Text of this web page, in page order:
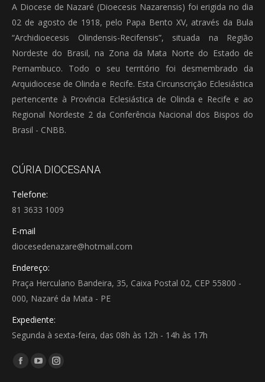
A Diocese de Nazaré (Dioecesis Nazarensis) foi erigida no dia
02 de agosto de 1918, pelo Papa Bento XV, através da Bula
“Archidioecesis Olindensis-Recifensis”, situada na Região
Nordeste do Brasil, na Zona da Mata Norte do Estado de
Pernambuco. Todo o seu território foi desmembrado da
Arquidiocese de Olinda e Recife. Esta Circunscrição Eclesiástica
pertencente à Província Eclesiástica de Olinda e Recife e ao
Regional Nordeste 2 da Conferência Nacional dos Bispos do
Brasil - CNBB.
CÚRIA DIOCESANA
Telefone:
81 3633 1009
E-mail
diocesedenazare@hotmail.com
Endereço:
Praça Herculano Bandeira, 35, Caixa Postal 02, CEP 55800 -
000, Nazaré da Mata - PE
Expediente:
Segunda à sexta-feira, das 08h às 12h - 14h às 17h
Encontre-nos em:
Facebook
YouTubeInstagram